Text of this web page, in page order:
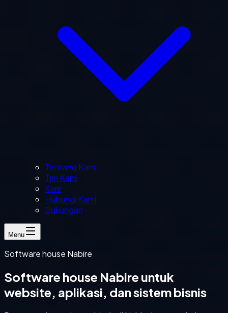
Tentang Kami
Tim Kami
Karir
Hubungi Kami
Dukungan
Menu
Software house Nabire
Software house Nabire untuk
website, aplikasi, dan sistem bisnis